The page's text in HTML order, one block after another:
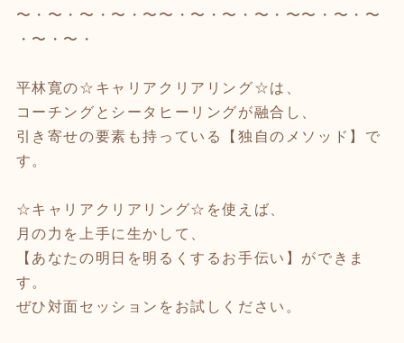
〜・〜・〜・〜・〜〜・〜・〜・〜・〜〜・〜・〜
・〜・〜・
平林寛の☆キャリアクリアリング☆は、
コーチングとシータヒーリングが融合し、
引き寄せの要素も持っている【独自のメソッド】で
す。
☆キャリアクリアリング☆を使えば、
月の力を上手に生かして、
【あなたの明日を明るくするお手伝い】ができま
す。
ぜひ対面セッションをお試しください。